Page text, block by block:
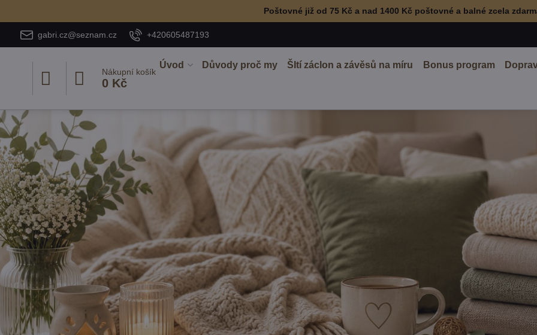
Poštovné již od 75 Kč a nad 1400 Kč poštovné a balné zcela
gabri.cz@seznam.cz +420605487193
Nákupní košík
0 Kč
Úvod Důvody proč my ŠItí záclon a závěsů na míru Bonus program